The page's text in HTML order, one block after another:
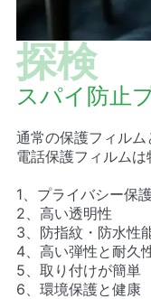
探検
スパイ防止
通常の保護フィル
電話保護フィルムは
1、プライバシー保
2、高い透明性
3、防指紋・防水性
4、高い弾性と耐久
5、取り付けが簡単
6、環境保護と健康